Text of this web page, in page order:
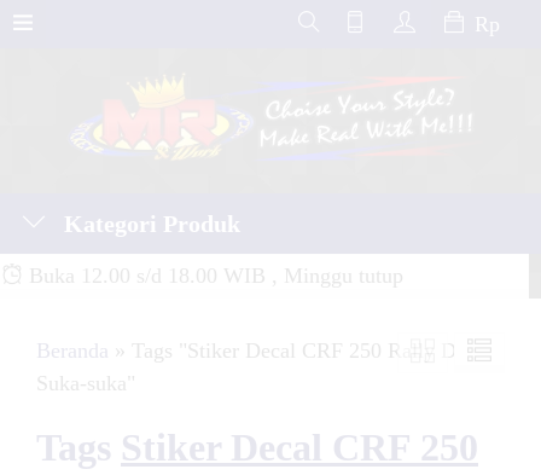
Rp
Kategori Produk
Buka 12.00 s/d 18.00 WIB , Minggu tutup
Beranda » Tags "Stiker Decal CRF 250 Rally Desain
Suka-suka"
Tags Stiker Decal CRF 250